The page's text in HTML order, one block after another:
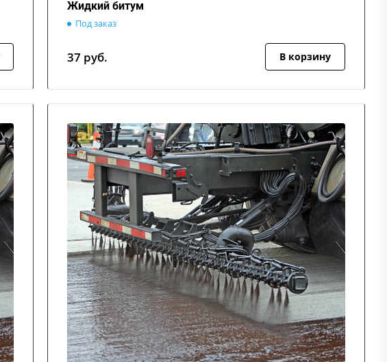
Жидкий битум
Под заказ
37 руб. В корзину